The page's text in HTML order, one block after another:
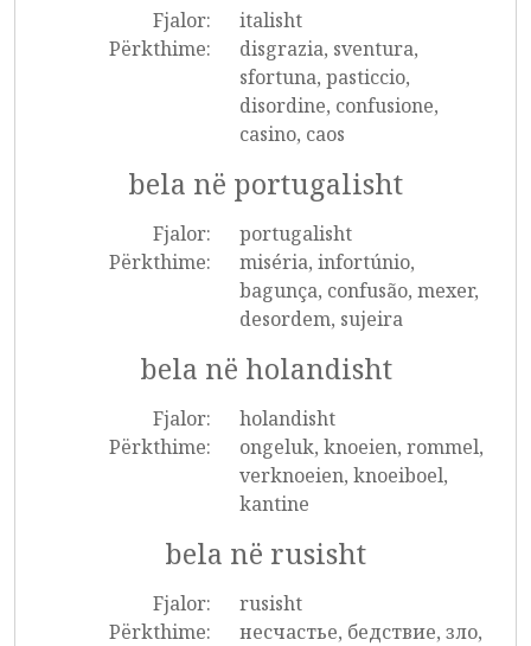
Fjalor:
italisht
Përkthime:
disgrazia, sventura,
sfortuna, pasticcio,
disordine, confusione,
casino, caos
bela në portugalisht
Fjalor:
portugalisht
Përkthime:
miséria, infortúnio,
bagunça, confusão, mexer,
desordem, sujeira
bela në holandisht
Fjalor:
holandisht
Përkthime:
ongeluk, knoeien, rommel,
verknoeien, knoeiboel,
kantine
bela në rusisht
Fjalor:
rusisht
Përkthime:
несчастье, бедствие, зло,